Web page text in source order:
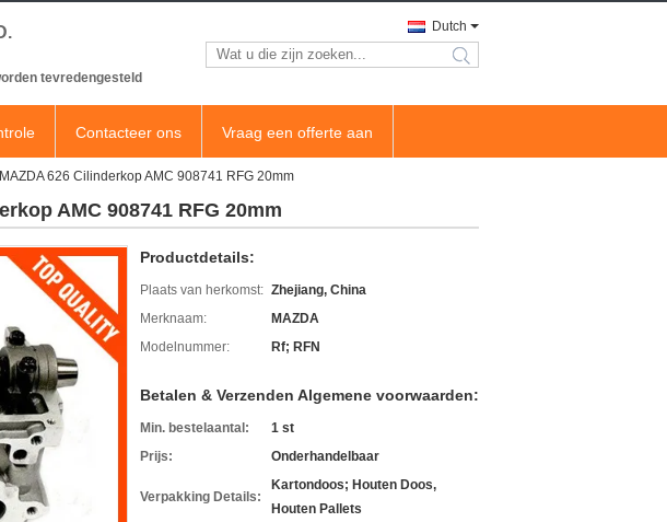
tevredengesteld
Dutch
search
Contacteer ons Vraag een offerte aan
626 Cilinderkop AMC 908741 RFG 20mm
AMC 908741 RFG 20mm
Productdetails:
Plaats van herkomst: Zhejiang, China
Merknaam:
MAZDA
Modelnummer:
Rf; RFN
Betalen & Verzenden Algemene voorwaarden:
Min. bestelaantal:
1 st
Prijs:
Onderhandelbaar
Verpakking Details:
Kartondoos; Houten Doos,
Houten Pallets